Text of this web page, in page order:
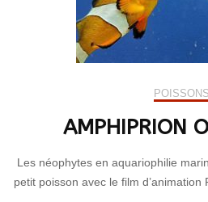
POISSONS
AMPHIPRION
Les néophytes en aquariophilie
petit poisson avec le film